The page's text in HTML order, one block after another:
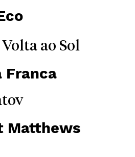
ao Sol
Franca
Matthews